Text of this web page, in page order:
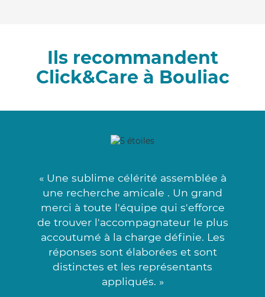
Ils recommandent
Click&Care à Bouliac
« Une sublime célérité assemblée à
une recherche amicale . Un grand
merci à toute l'équipe qui s'efforce
de trouver l'accompagnateur le plus
accoutumé à la charge définie. Les
réponses sont élaborées et sont
distinctes et les représentants
appliqués. »